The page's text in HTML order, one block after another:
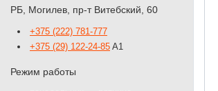
РБ Могилев пр-т Витебский, 60
+375 (222) 781-777
+375 (29) 122-24-85 A1
Режим работы